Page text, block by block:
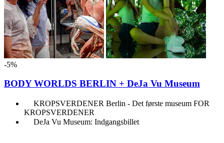
-5%
BODY WORLDS BERLIN + DeJa Vu Museum
KROPSVERDENER Berlin - Det første museum FOR
KROPSVERDENER
DeJa Vu Museum: Indgangsbillet